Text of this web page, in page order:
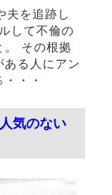
夫を追跡し
して不倫の
。 その根拠
ある人にアン
・・
気のない